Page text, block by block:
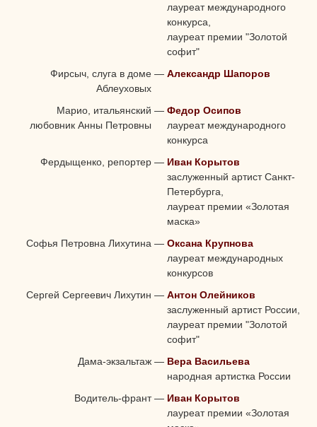
лауреат международного
конкурса,
лауреат премии "Золотой
софит"
Фирсыч, слуга в доме
Аблеуховых
— Александр Шапоров
Марио, итальянский
любовник Анны Петровны
— Федор Осипов
лауреат международного
конкурса
Фердыщенко, репортер — Иван Корытов
заслуженный артист Санкт-
Петербурга,
лауреат премии «Золотая
маска»
Софья Петровна Лихутина — Оксана Крупнова
лауреат международных
конкурсов
Сергей Сергеевич Лихутин — Антон Олейников
заслуженный артист России,
лауреат премии "Золотой
софит"
Дама-экзальтаж — Вера Васильева
народная артистка России
Водитель-франт — Иван Корытов
лауреат премии «Золотая